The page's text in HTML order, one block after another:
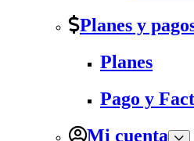
Planes y
Planes
Pago y
Mi cuenta